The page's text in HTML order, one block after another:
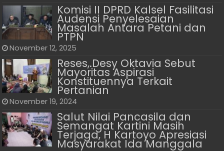
Komisi II DPRD Kalsel Fasilitasi
Audensi Penyelesaian
Masalah Antara Petani dan
PTPN
November 12, 2025
Reses,.Desy Oktavia Sebut
Mayoritas Aspirasi
Konstituennya Terkait
Pertanian
November 19, 2024
Salut Nilai Pancasila dan
Semangat Kartini Masih
Terjaga, H Kartoyo Apresiasi
Masyarakat Ida Manggala